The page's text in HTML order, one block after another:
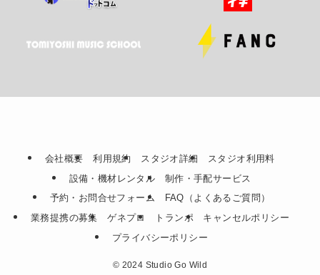
会社概要 利用規約 スタジオ詳細
スタジオ利用料
設備・機材レンタル
制作・手配サービス
予約・お問合せフォーム
FAQ（よくあるご質問）
業務提携の募集
ゲネプロ トランポ
キャンセルポリシー
プライバシーポリシー
© 2024 Studio Go Wild